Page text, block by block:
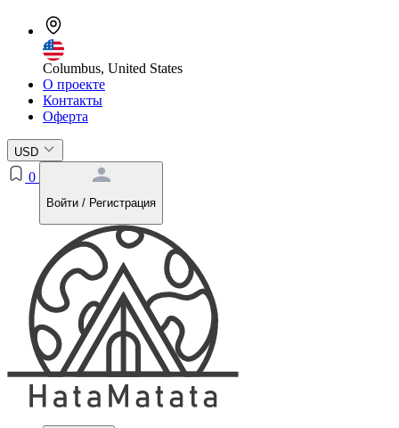
Columbus, United States
О проекте
Контакты
Оферта
USD
0
Войти / Регистрация